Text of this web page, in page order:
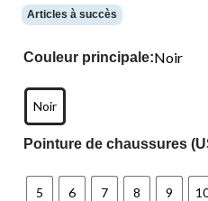
Articles à succès
Couleur principale:Noir
Noir
Pointure de chaussures
5 6 7 8 9